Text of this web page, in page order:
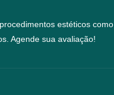
estéticos como
Agende sua avaliação!